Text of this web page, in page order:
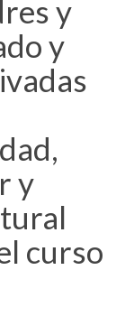
y
y
y
curso